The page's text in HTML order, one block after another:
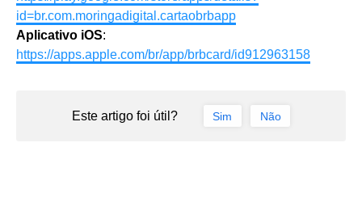
id=br.com.moringadigital.cartaobrbapp
Aplicativo iOS:
https://apps.apple.com/br/app/brbcard/id912963158
Este artigo foi útil? Sim Não